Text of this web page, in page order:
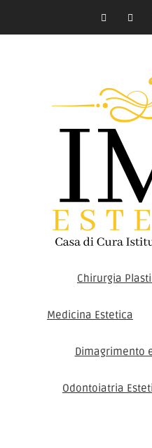
Chirurgia
Medicina Estetica
Dimagrimento
Odontoiatria